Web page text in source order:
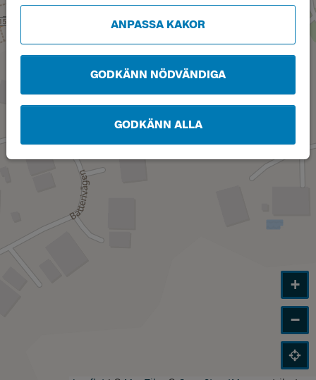
ANPASSA KAKOR
GODKÄNN NÖDVÄNDIGA
GODKÄNN ALLA
+
−